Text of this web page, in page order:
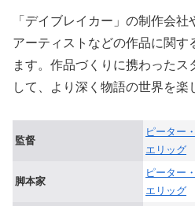
「デイブレイカー」の制作会
アーティストなどの作品に関す
ます。作品づくりに携わったス
して、より深く物語の世界を楽
監督
ピーター
エリッグ
脚本家
ピーター
エリッグ